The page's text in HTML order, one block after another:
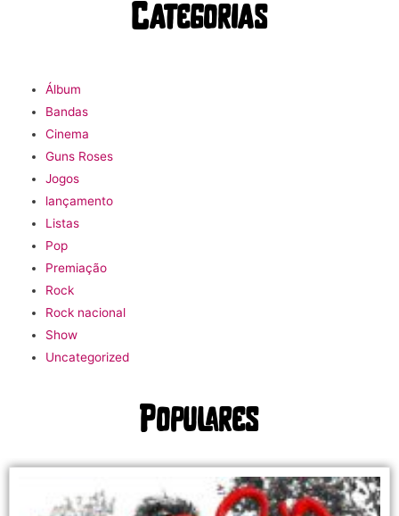
Categorias
Álbum
Bandas
Cinema
Guns Roses
Jogos
lançamento
Listas
Pop
Premiação
Rock
Rock nacional
Show
Uncategorized
Populares